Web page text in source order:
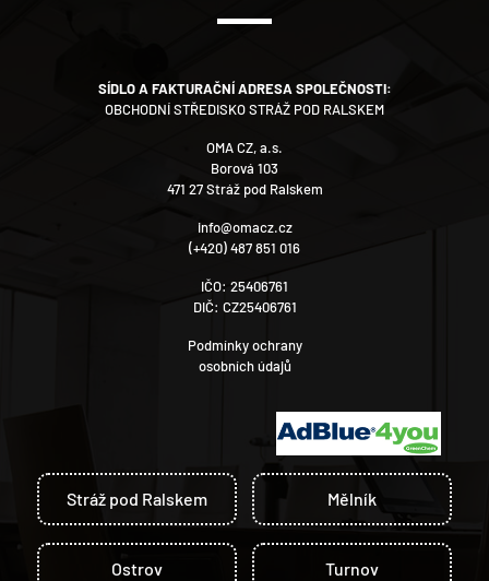
SÍDLO A FAKTURAČNÍ ADRESA SPOLEČNOSTI:
OBCHODNÍ STŘEDISKO STRÁŽ POD RALSKEM
OMA CZ, a.s.
Borová 103
471 27 Stráž pod Ralskem
info@omacz.cz
(+420) 487 851 016
IČO: 25406761
DIČ: CZ25406761
Podmínky ochrany
osobních údajů
Stráž pod Ralskem Mělník
Ostrov Turnov